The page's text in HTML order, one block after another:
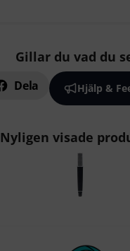
Gillar du vad du
Dela Hjälp &
Nyligen visade